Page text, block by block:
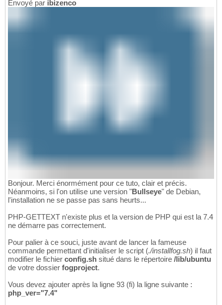
Envoyé par ibizenco
Bonjour. Merci énormément pour ce tuto, clair et précis.
Néanmoins, si l'on utilise une version "Bullseye" de Debian,
l'installation ne se passe pas sans heurts...
PHP-GETTEXT n'existe plus et la version de PHP qui est la 7.4
ne démarre pas correctement.
Pour palier à ce souci, juste avant de lancer la fameuse
commande permettant d'initialiser le script (./installfog.sh) il faut
modifier le fichier config.sh situé dans le répertoire /lib/ubuntu
de votre dossier fogproject.
Vous devez ajouter après la ligne 93 (fi) la ligne suivante :
php_ver="7.4"